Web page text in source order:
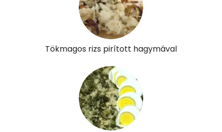
Tökmagos rizs pirított hagymával